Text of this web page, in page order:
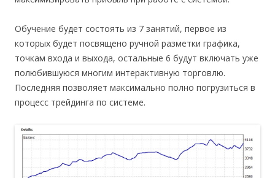
Обучение будет состоять из 7 занятий, первое из
которых будет посвящено ручной разметки графика,
точкам входа и выхода, остальные 6 будут включать уже
полюбившуюся многим интерактивную торговлю.
Последняя позволяет максимально полно погрузиться в
процесс трейдинга по системе.